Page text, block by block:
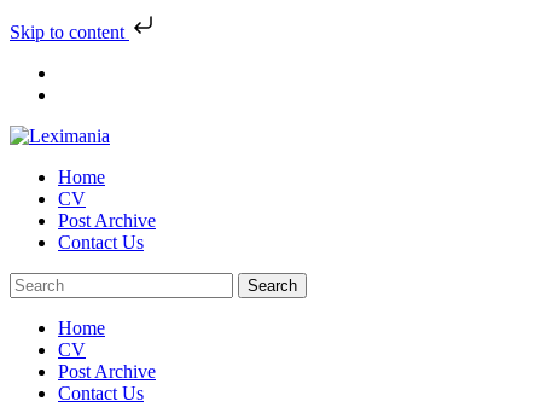
Skip to content
Skip
Home
CV
Post Archive
Contact Us
Home
CV
Post Archive
Contact Us